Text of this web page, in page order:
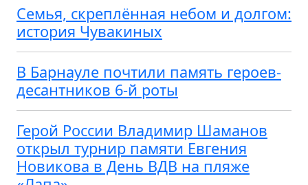
Семья, скреплённая небом и долгом:
история Чувакиных
В Барнауле почтили память героев-
десантников 6-й роты
Герой России Владимир Шаманов
открыл турнир памяти Евгения
Новикова в День ВДВ на пляже